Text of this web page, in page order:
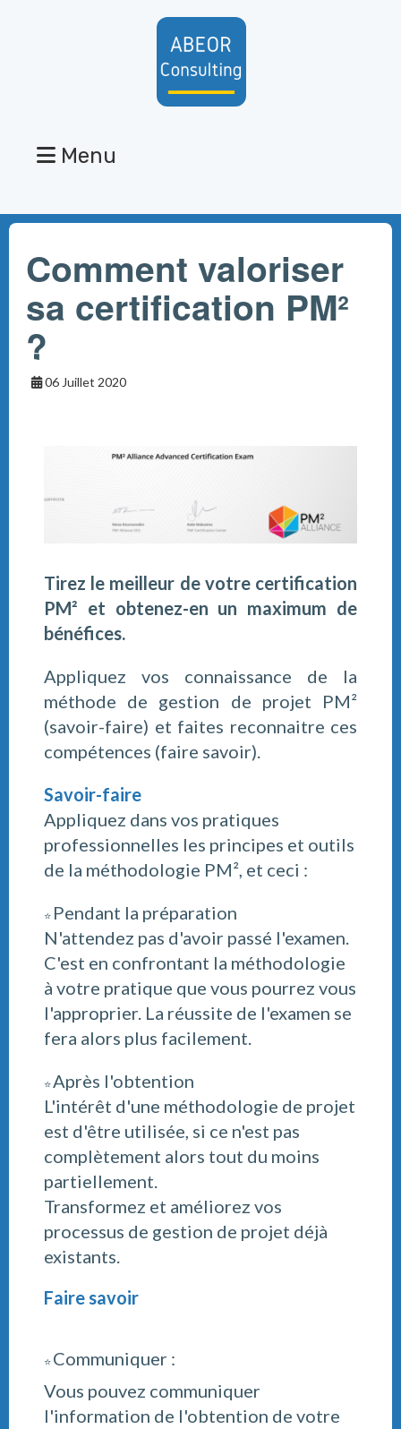
Menu
Comment valoriser
sa certification PM²
?
06 Juillet 2020
Tirez le meilleur de votre certification
PM² et obtenez-en un maximum de
bénéfices.
Appliquez vos connaissance de la
méthode de gestion de projet PM²
(savoir-faire) et faites reconnaitre ces
compétences (faire savoir).
Savoir-faire
Appliquez dans vos pratiques
professionnelles les principes et outils
de la méthodologie PM², et ceci :
⭐ Pendant la préparation
N'attendez pas d'avoir passé l'examen.
C'est en confrontant la méthodologie
à votre pratique que vous pourrez vous
l'approprier. La réussite de l'examen se
fera alors plus facilement.
⭐Après l'obtention
L'intérêt d'une méthodologie de projet
est d'être utilisée, si ce n'est pas
complètement alors tout du moins
partiellement.
Transformez et améliorez vos
processus de gestion de projet déjà
existants.
Faire savoir
⭐ Communiquer :
Vous pouvez communiquer
l'information de l'obtention de votre